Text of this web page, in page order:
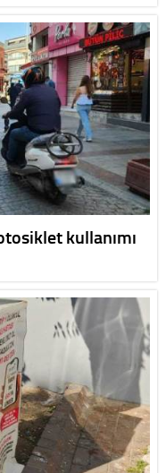
kullanımı